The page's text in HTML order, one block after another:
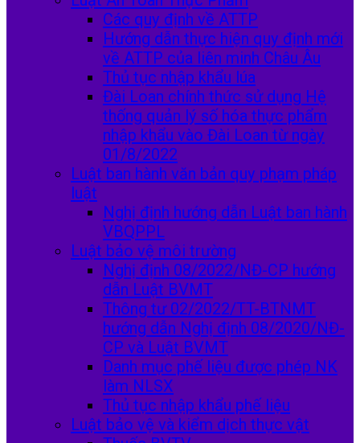
Các quy định về ATTP
Hướng dẫn thực hiện quy định mới
về ATTP của liên minh Châu Âu
Thủ tục nhập khẩu lúa
Đài Loan chính thức sử dụng Hệ
thống quản lý số hóa thực phẩm
nhập khẩu vào Đài Loan từ ngày
01/8/2022
Luật ban hành văn bản quy phạm pháp
luật
Nghị định hướng dẫn Luật ban hành
VBQPPL
Luật bảo vệ môi trường
Nghị định 08/2022/NĐ-CP hướng
dẫn Luật BVMT
Thông tư 02/2022/TT-BTNMT
hướng dẫn Nghị định 08/2020/NĐ-
CP và Luật BVMT
Danh mục phế liệu được phép NK
làm NLSX
Thủ tục nhập khẩu phế liệu
Luật bảo vệ và kiểm dịch thực vật